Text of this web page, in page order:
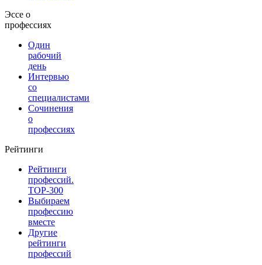
Эссе о
профессиях
Один
рабочий
день
Интервью
со
специалистами
Сочинения
о
профессиях
Рейтинги
Рейтинги
профессий.
TOP-300
Выбираем
профессию
вместе
Другие
рейтинги
профессий